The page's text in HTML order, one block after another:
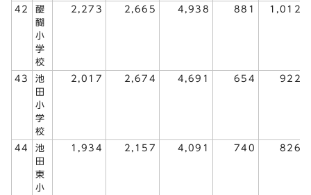
42
醍
醐
小
学
校
2,273 2,665 4,938 881 1,012
43
池
田
小
学
校
2,017 2,674 4,691 654 922
44
池
田
東
小
1,934 2,157 4,091 740 826